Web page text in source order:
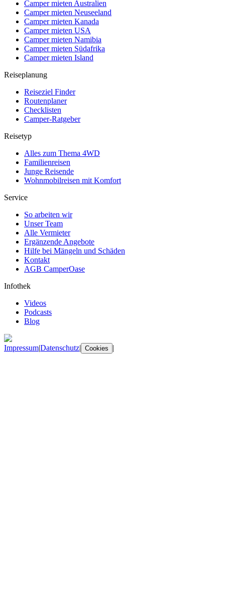
Camper mieten Australien
Camper mieten Neuseeland
Camper mieten Kanada
Camper mieten USA
Camper mieten Namibia
Camper mieten Südafrika
Camper mieten Island
Reiseplanung
Reiseziel Finder
Routenplaner
Checklisten
Camper-Ratgeber
Reisetyp
Alles zum Thema 4WD
Familienreisen
Junge Reisende
Wohnmobilreisen mit Komfort
Service
So arbeiten wir
Unser Team
Alle Vermieter
Ergänzende Angebote
Hilfe bei Mängeln und Schäden
Kontakt
AGB CamperOase
Infothek
Videos
Podcasts
Blog
Impressum|Datenschutz| Cookies |